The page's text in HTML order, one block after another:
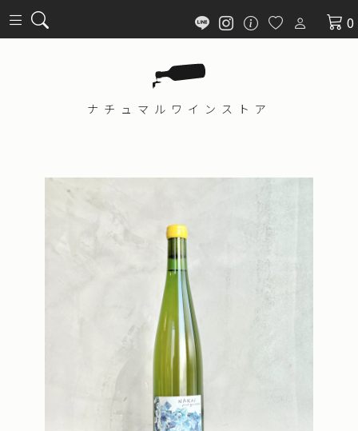
0
ナチュマル ワインストア